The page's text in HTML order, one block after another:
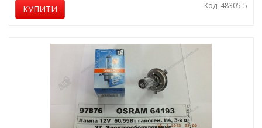
КУПИТИ Код: 48305-5